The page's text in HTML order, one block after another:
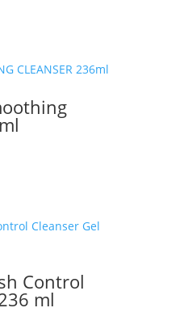
Control
ml